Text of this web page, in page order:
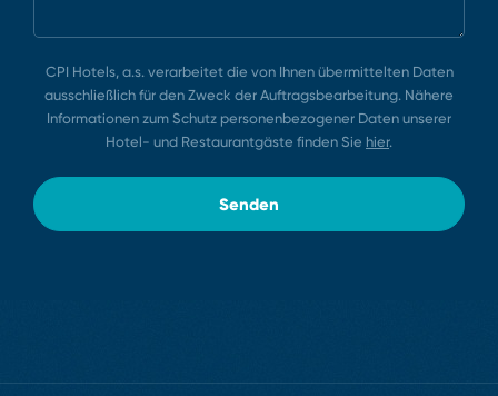
CPI Hotels, a.s. verarbeitet die von Ihnen übermittelten Daten
ausschließlich für den Zweck der Auftragsbearbeitung. Nähere
Informationen zum Schutz personenbezogener Daten unserer
Hotel⁠-⁠ und Restaurantgäste finden Sie hier.
Senden